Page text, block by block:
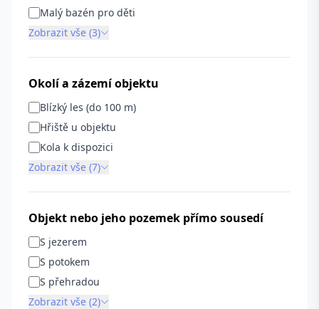
Malý bazén pro děti
Zobrazit vše (3)
Okolí a zázemí objektu
Blízký les (do 100 m)
Hřiště u objektu
Kola k dispozici
Zobrazit vše (7)
Objekt nebo jeho pozemek přímo sousedí
S jezerem
S potokem
S přehradou
Zobrazit vše (2)